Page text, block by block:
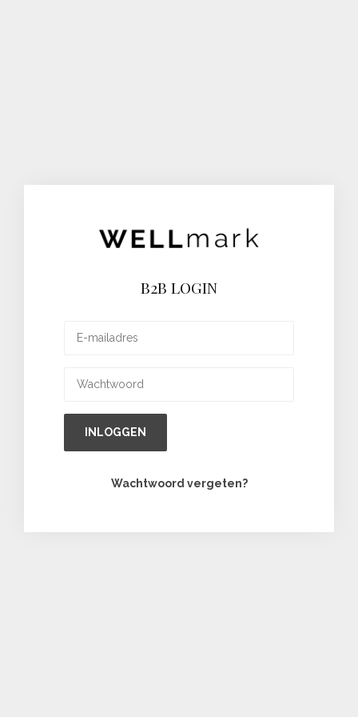
B2B LOGIN
INLOGGEN
Wachtwoord vergeten?